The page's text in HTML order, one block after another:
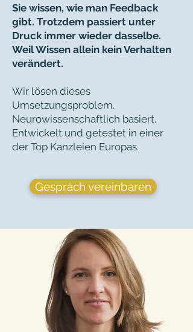
Sie wissen, wie man Feedback
gibt. Trotzdem passiert unter
Druck immer wieder dasselbe.
Weil Wissen allein kein Verhalten
verändert.
Wir lösen dieses
Umsetzungsproblem.
Neurowissenschaftlich basiert.
Entwickelt und getestet in einer
der Top Kanzleien Europas.
Gespräch vereinbaren